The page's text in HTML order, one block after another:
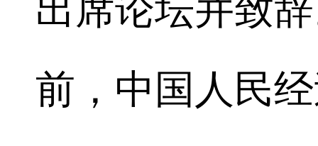
出席论坛并致
前，中国人民